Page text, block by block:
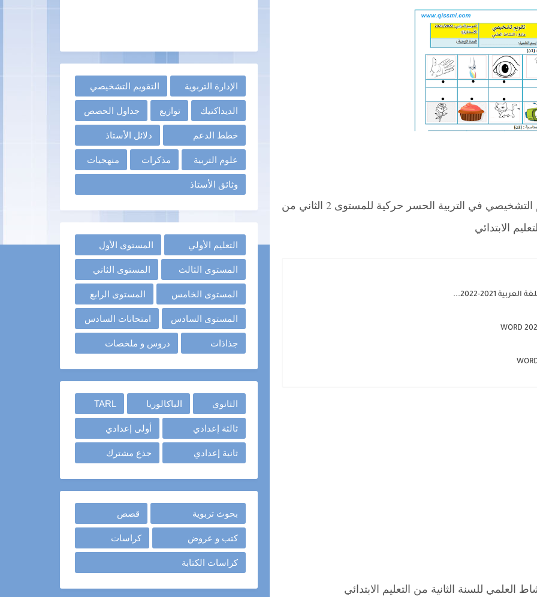
نقدم لكم في موقع مدونة قسمي رائز التقويم التشخيصي في التربية الحسر حركية للمستوى 2 الثاني من
الابتدائي
العلمي للسنة الثانية من التعليم الابتدائي
الإدارة التربوية التقويم التشخيصي
الديداكتيك توازيع جداول الحصص
خطط الدعم دلائل الأستاذ
علوم التربية مذكرات منهجيات
وثائق الأستاذ
التعليم الأولي المستوى الأول
المستوى الثالث المستوى الثاني
المستوى الخامس المستوى الرابع
المستوى السادس امتحانات السادس
جذاذات دروس و ملخصات
الثانوي الباكالوريا TARL
ثالثة إعدادي أولى إعدادي
ثانية إعدادي جذع مشترك
بحوث تربوية قصص
كتب و عروض كراسات
كراسات الكتابة